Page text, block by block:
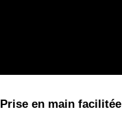
Prise en main facilitée